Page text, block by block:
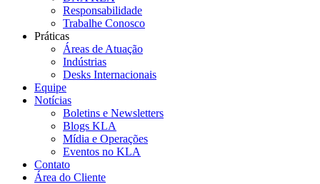
Responsabilidade
Trabalhe Conosco
Práticas
Áreas de Atuação
Indústrias
Desks Internacionais
Equipe
Notícias
Boletins e Newsletters
Blogs KLA
Mídia e Operações
Eventos no KLA
Contato
Área do Cliente